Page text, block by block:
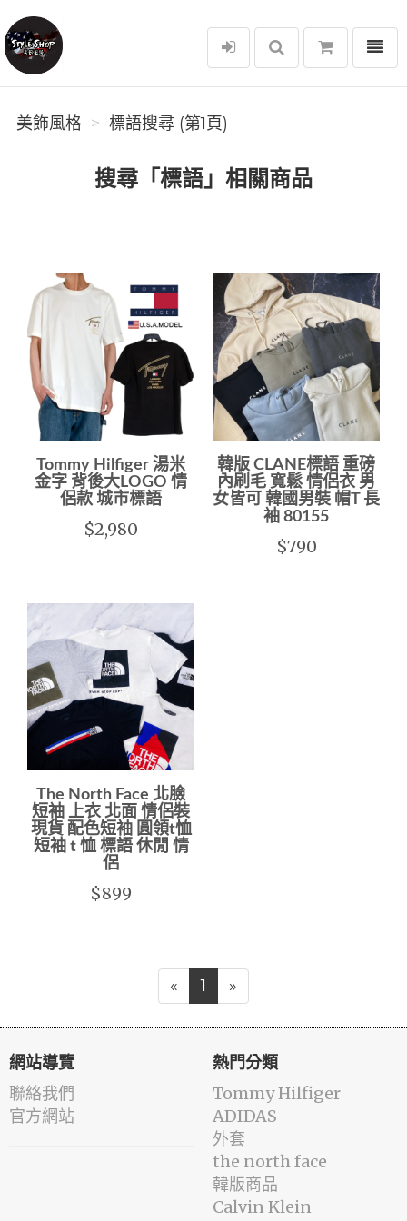
美飾風格
選單
美飾風格 標語搜尋 (第1頁)
搜尋「標語」相關商品
Tommy Hilfiger 湯米
金字 背後大LOGO 情
侶款 城市標語
$2,980
韓版 CLANE標語 重磅
內刷毛 寬鬆 情侶衣 男
女皆可 韓國男裝 帽T 長
袖 80155
$790
The North Face 北臉
短袖 上衣 北面 情侶裝
現貨 配色短袖 圓領t恤
短袖 t 恤 標語 休閒 情
侶
$899
« 1 »
網站導覽
聯絡我們
官方網站
熱門分類
Tommy Hilfiger
ADIDAS
外套
the north face
韓版商品
Calvin Klein